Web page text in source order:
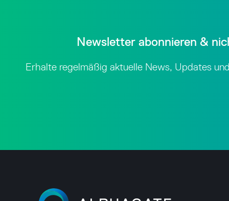
Newsletter abonnieren &
Erhalte regelmäßig aktuelle News, Updates